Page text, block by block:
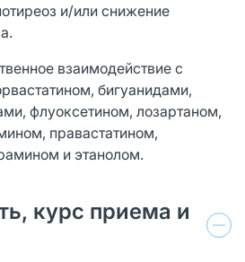
и/или снижение
взаимодействие с
бигуанидами,
флуоксетином, лозартаном,
правастатином,
и этанолом.
курс приема и